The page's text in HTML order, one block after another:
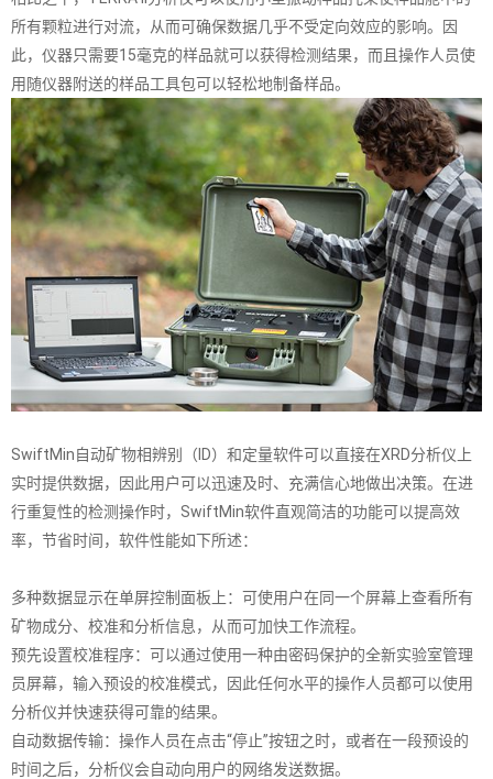
所有颗粒进行对流，从而可确保数据几乎不受定向效应的影响。因
此，仪器只需要15毫克的样品就可以获得检测结果，而且操作人员使
用随仪器附送的样品工具包可以轻松地制备样品。
SwiftMin自动矿物相辨别（ID）和定量软件可以直接在XRD分析仪上
实时提供数据，因此用户可以迅速及时、充满信心地做出决策。在进
行重复性的检测操作时，SwiftMin软件直观简洁的功能可以提高效
率，节省时间，软件性能如下所述：
多种数据显示在单屏控制面板上：可使用户在同一个屏幕上查看所有
矿物成分、校准和分析信息，从而可加快工作流程。
预先设置校准程序：可以通过使用一种由密码保护的全新实验室管理
员屏幕，输入预设的校准模式，因此任何水平的操作人员都可以使用
分析仪并快速获得可靠的结果。
自动数据传输：操作人员在点击“停止”按钮之时，或者在一段预设的
时间之后，分析仪会自动向用户的网络发送数据。